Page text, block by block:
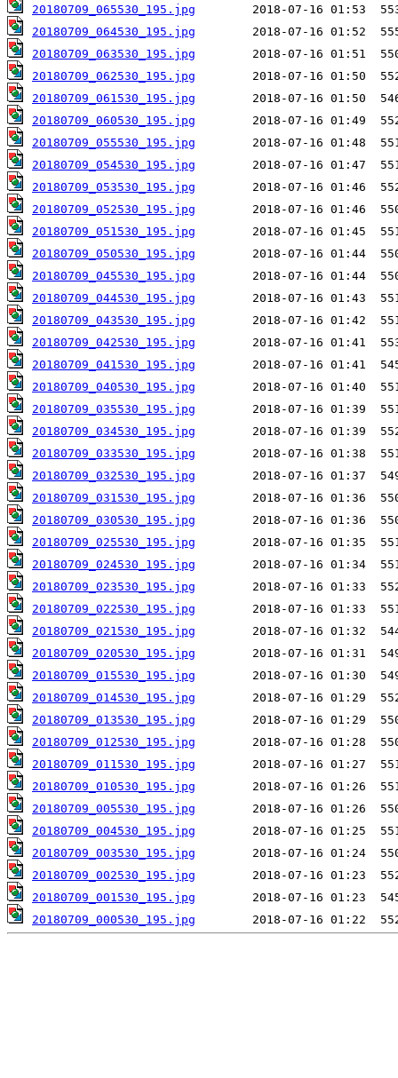
20180709_065530_195.jpg
20180709_064530_195.jpg
20180709_063530_195.jpg
20180709_062530_195.jpg
20180709_061530_195.jpg
20180709_060530_195.jpg
20180709_055530_195.jpg
20180709_054530_195.jpg
20180709_053530_195.jpg
20180709_052530_195.jpg
20180709_051530_195.jpg
20180709_050530_195.jpg
20180709_045530_195.jpg
20180709_044530_195.jpg
20180709_043530_195.jpg
20180709_042530_195.jpg
20180709_041530_195.jpg
20180709_040530_195.jpg
20180709_035530_195.jpg
20180709_034530_195.jpg
20180709_033530_195.jpg
20180709_032530_195.jpg
20180709_031530_195.jpg
20180709_030530_195.jpg
20180709_025530_195.jpg
20180709_024530_195.jpg
20180709_023530_195.jpg
20180709_022530_195.jpg
20180709_021530_195.jpg
20180709_020530_195.jpg
20180709_015530_195.jpg
20180709_014530_195.jpg
20180709_013530_195.jpg
20180709_012530_195.jpg
20180709_011530_195.jpg
20180709_010530_195.jpg
20180709_005530_195.jpg
20180709_004530_195.jpg
20180709_003530_195.jpg
20180709_002530_195.jpg
20180709_001530_195.jpg
20180709_000530_195.jpg